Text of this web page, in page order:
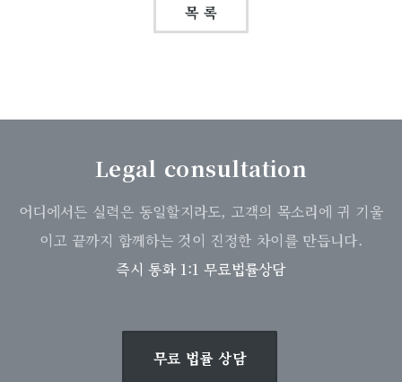
목 록
Legal consultation
어디에서든 실력은 동일할지라도, 고객의 목소리에 귀 기울
이고 끝까지 함께하는 것이 진정한 차이를 만듭니다.
즉시 통화 1:1 무료법률상담
무료 법률 상담